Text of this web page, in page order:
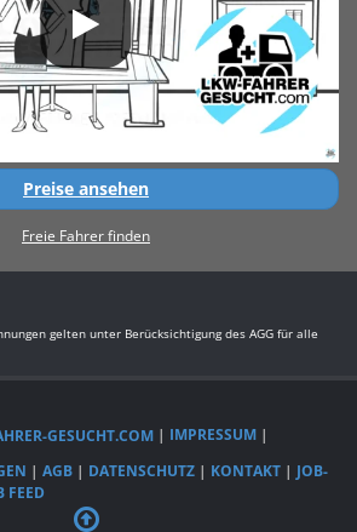
Preise ansehen
Freie Fahrer finden
gelten unter Berücksichtigung des AGG für alle
GESUCHT.COM | IMPRESSUM |
| AGB | DATENSCHUTZ | KONTAKT | JOB-
FEED